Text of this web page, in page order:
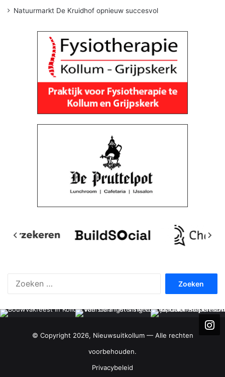
Natuurmarkt De Kruidhof opnieuw succesvol
© Copyright 2026, Nieuwsuitkollum — Alle rechten
voorbehouden.
Privacybeleid